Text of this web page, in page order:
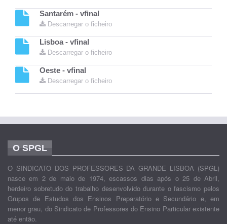
Santarém - vfinal
Descarregar o ficheiro
Lisboa - vfinal
Descarregar o ficheiro
Oeste - vfinal
Descarregar o ficheiro
O SPGL
O SINDICATO DOS PROFESSORES DA GRANDE LISBOA (SPGL)
nasce em 2 de maio de 1974, escassos dias após o 25 de Abril,
herdeiro sobretudo do trabalho desenvolvido durante o fascismo pelos
Grupos de Estudos dos Ensinos Preparatório e Secundário e, em
menor grau, do Sindicato de Professores do Ensino Particular existente
até então.